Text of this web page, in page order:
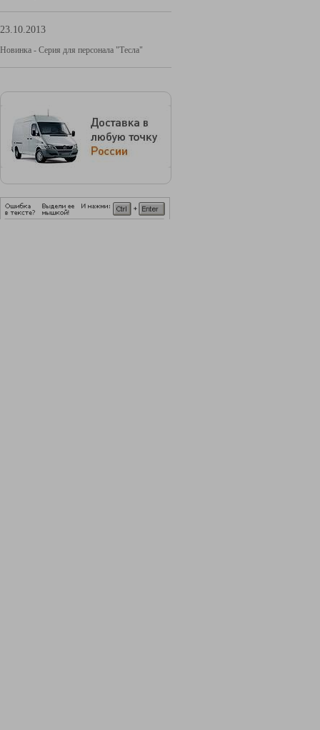
23.10.2013
Новинка - Серия для персонала "Тесла"